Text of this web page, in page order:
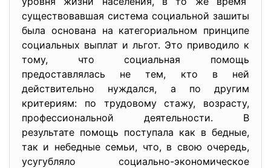
существовавшая система социальной зашиты
была основана на категориальном принципе
социальных выплат и льгот. Это приводило к
тому, что социальная помощь
предоставлялась не тем, кто в ней
действительно нуждался, а по другим
критериям: по трудовому стажу, возрасту,
профессиональной деятельности. В
результате помощь поступала как в бедные,
так и небедные семьи, что, в свою очередь,
усугубляло социально-экономическое